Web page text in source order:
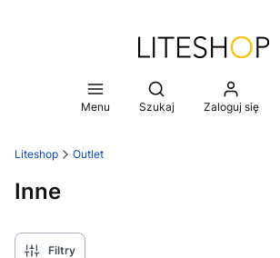
Menu
Otwórz wyszukiwarkę
Szukaj Zaloguj się
Liteshop Outlet
Inne
Filtry